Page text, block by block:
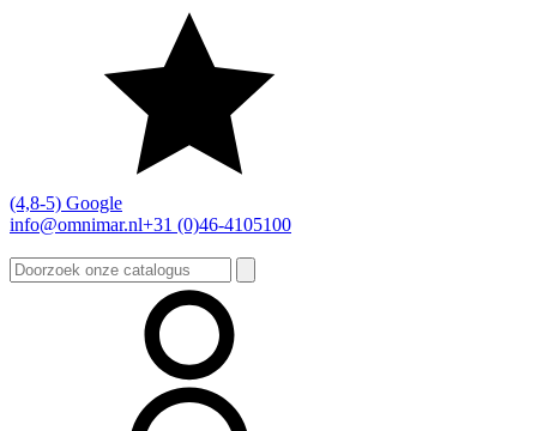
(4,8-5) Google
info@omnimar.nl+31 (0)46-4105100
Zoeken
naar: